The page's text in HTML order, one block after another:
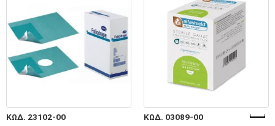
ΚΩΔ. 23102-00 ΚΩΔ. 03089-00